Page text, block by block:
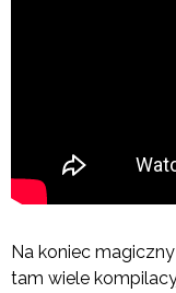
Na koniec
tam wiele